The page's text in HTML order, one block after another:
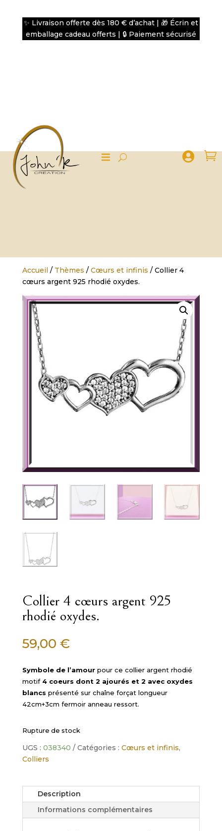
✨ Livraison offerte dès 180 € d’achat | 🎁 Écrin et
emballage cadeau offerts | 🔒 Paiement sécurisé
 
Accueil / Thèmes / Cœurs et infinis / Collier 4
cœurs argent 925 rhodié oxydes.
Collier 4 cœurs argent 925
rhodié oxydes.
59,00 €
Symbole de l’amourpour ce collier argent rhodié
motif4 coeurs dont 2 ajourés et 2 avec oxydes
blancs présenté sur chaîne forçat longueur
42cm+3cm fermoir anneau ressort.
Rupture de stock
UGS : 038340 Catégories : Cœurs et infinis,
Colliers
Description
Informations complémentaires